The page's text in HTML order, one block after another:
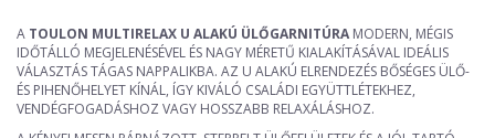
A TOULON MULTIRELAX U ALAKÚ ÜLŐGARNITÚRA MODERN, MÉGIS
IDŐTÁLLÓ MEGJELENÉSÉVEL ÉS NAGY MÉRETŰ KIALAKÍTÁSÁVAL IDEÁLIS
VÁLASZTÁS TÁGAS NAPPALIKBA. AZ U ALAKÚ ELRENDEZÉS BŐSÉGES ÜLŐ-
ÉS PIHENŐHELYET KÍNÁL, ÍGY KIVÁLÓ CSALÁDI EGYÜTTLÉTEKHEZ,
VENDÉGFOGADÁSHOZ VAGY HOSSZABB RELAXÁLÁSHOZ.